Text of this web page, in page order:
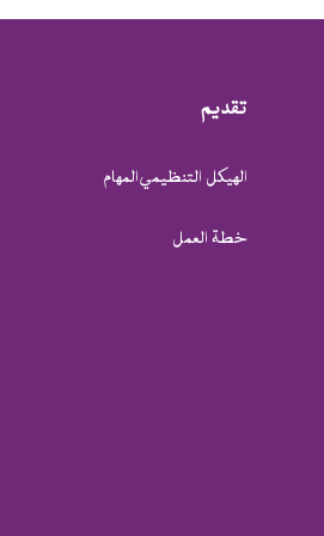
تقديم
الهيكل التنظيميالمهام
خطة العمل